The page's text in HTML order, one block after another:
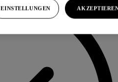
EINSTELLUNGEN